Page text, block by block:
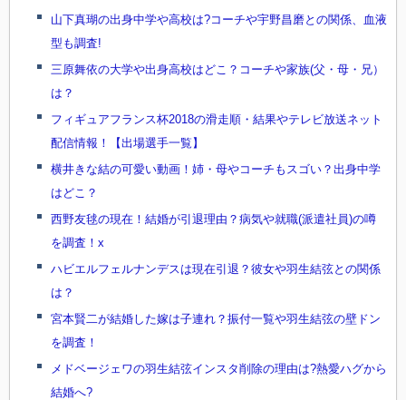
山下真瑚の出身中学や高校は?コーチや宇野昌磨との関係、血液
型も調査!
三原舞依の大学や出身高校はどこ？コーチや家族(父・母・兄）
は？
フィギュアフランス杯2018の滑走順・結果やテレビ放送ネット
配信情報！【出場選手一覧】
横井きな結の可愛い動画！姉・母やコーチもスゴい？出身中学
はどこ？
西野友毬の現在！結婚が引退理由？病気や就職(派遣社員)の噂
を調査！x
ハビエルフェルナンデスは現在引退？彼女や羽生結弦との関係
は？
宮本賢二が結婚した嫁は子連れ？振付一覧や羽生結弦の壁ドン
を調査！
メドベージェワの羽生結弦インスタ削除の理由は?熱愛ハグから
結婚へ?